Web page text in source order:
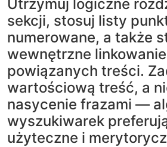
Utrzymuj logiczne
sekcji, stosuj listy
numerowane, a także
wewnętrzne
powiązanych treści.
wartościową treść, a
nasycenie frazami —
wyszukiwarek
użyteczne i